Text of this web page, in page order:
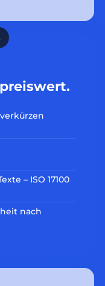
– ISO 17100
nach